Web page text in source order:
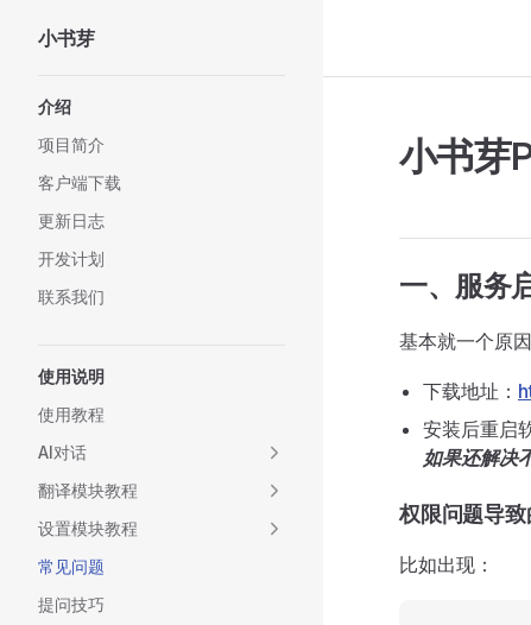
Skip to content
小书芽
介绍
项目简介
客户端下载
更新日志
开发计划
联系我们
使用说明
使用教程
AI对话
翻译模块教程
设置模块教程
常见问题
提问技巧
小书芽
一、服务
基本就一个原
下载地址：
安装后重启
如果还解决
权限问题导
比如出现：